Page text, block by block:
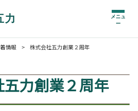
メニュ
ー
情報 > 株式会社五力創業２周年
力創業２周年